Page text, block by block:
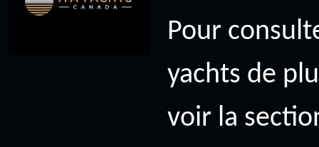
Pour
yachts de
voir la